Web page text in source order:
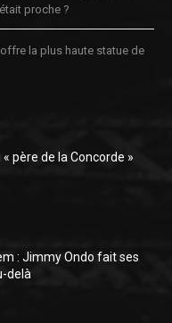
proche ?
la plus haute statue de
père de la Concorde »
: Jimmy Ondo fait ses
delà